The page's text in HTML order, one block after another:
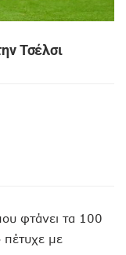
Τσέλσι
φτάνει τα 100
πέτυχε με